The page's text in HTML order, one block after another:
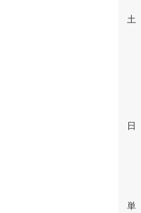
土
日
単